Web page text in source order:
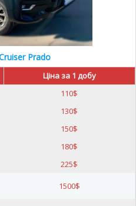
Prado
Ціна за 1 добу
110$
130$
150$
180$
225$
1500$